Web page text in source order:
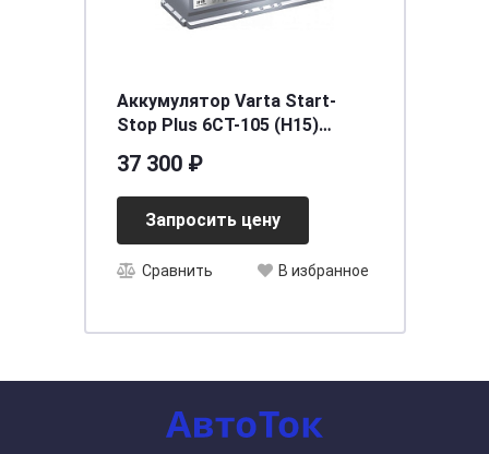
Аккумулятор Varta Start-
Stop Plus 6CT-105 (Н15)
37 300 ₽
Запросить цену
Сравнить В избранное